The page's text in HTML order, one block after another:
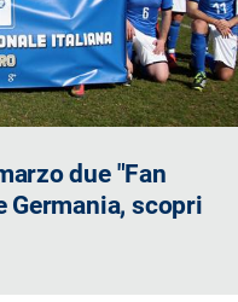
due "Fan
Germania, scopri